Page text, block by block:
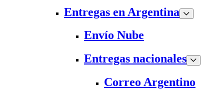
Entregas en Argentina
Envío Nube
Entregas nacionales
Correo Argentino